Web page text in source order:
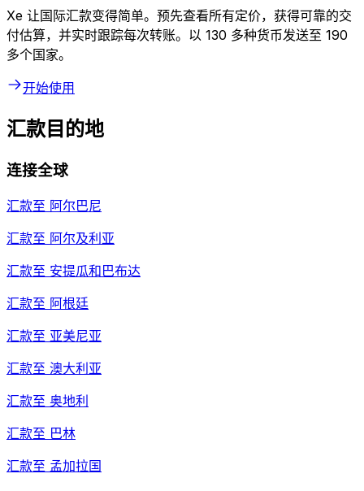
Xe 让国际汇款变得简单。预先查看所有定价，获得可靠的交
付估算，并实时跟踪每次转账。以 130 多种货币发送至 190
多个国家。
开始使用
汇款目的地
连接全球
汇款至 阿尔巴尼
汇款至 阿尔及利亚
汇款至 安提瓜和巴布达
汇款至 阿根廷
汇款至 亚美尼亚
汇款至 澳大利亚
汇款至 奥地利
汇款至 巴林
汇款至 孟加拉国